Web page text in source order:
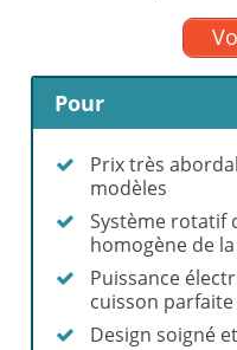
Pour
Prix très
modèles
Système rotatif
homogène de
Puissance
cuisson parfaite
Design soigné